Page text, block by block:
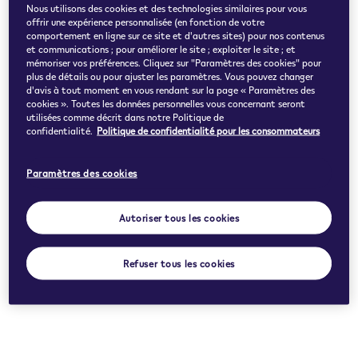
Nous utilisons des cookies et des technologies similaires pour vous
offrir une expérience personnalisée (en fonction de votre
comportement en ligne sur ce site et d'autres sites) pour nos contenus
et communications ; pour améliorer le site ; exploiter le site ; et
mémoriser vos préférences. Cliquez sur "Paramètres des cookies" pour
plus de détails ou pour ajuster les paramètres. Vous pouvez changer
d'avis à tout moment en vous rendant sur la page « Paramètres des
cookies ». Toutes les données personnelles vous concernant seront
utilisées comme décrit dans notre Politique de
confidentialité. Politique de confidentialité pour les consommateurs
Paramètres des cookies
Autoriser tous les cookies
Refuser tous les cookies